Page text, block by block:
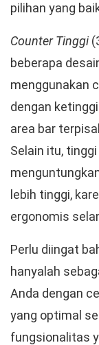
pilihan yang
Counter Tinggi
beberapa
menggunakan
dengan
area bar
Selain itu,
lebih tinggi,
ergonomis
Perlu diingat
hanyalah
Anda dengan
yang optimal
fungsionalitas